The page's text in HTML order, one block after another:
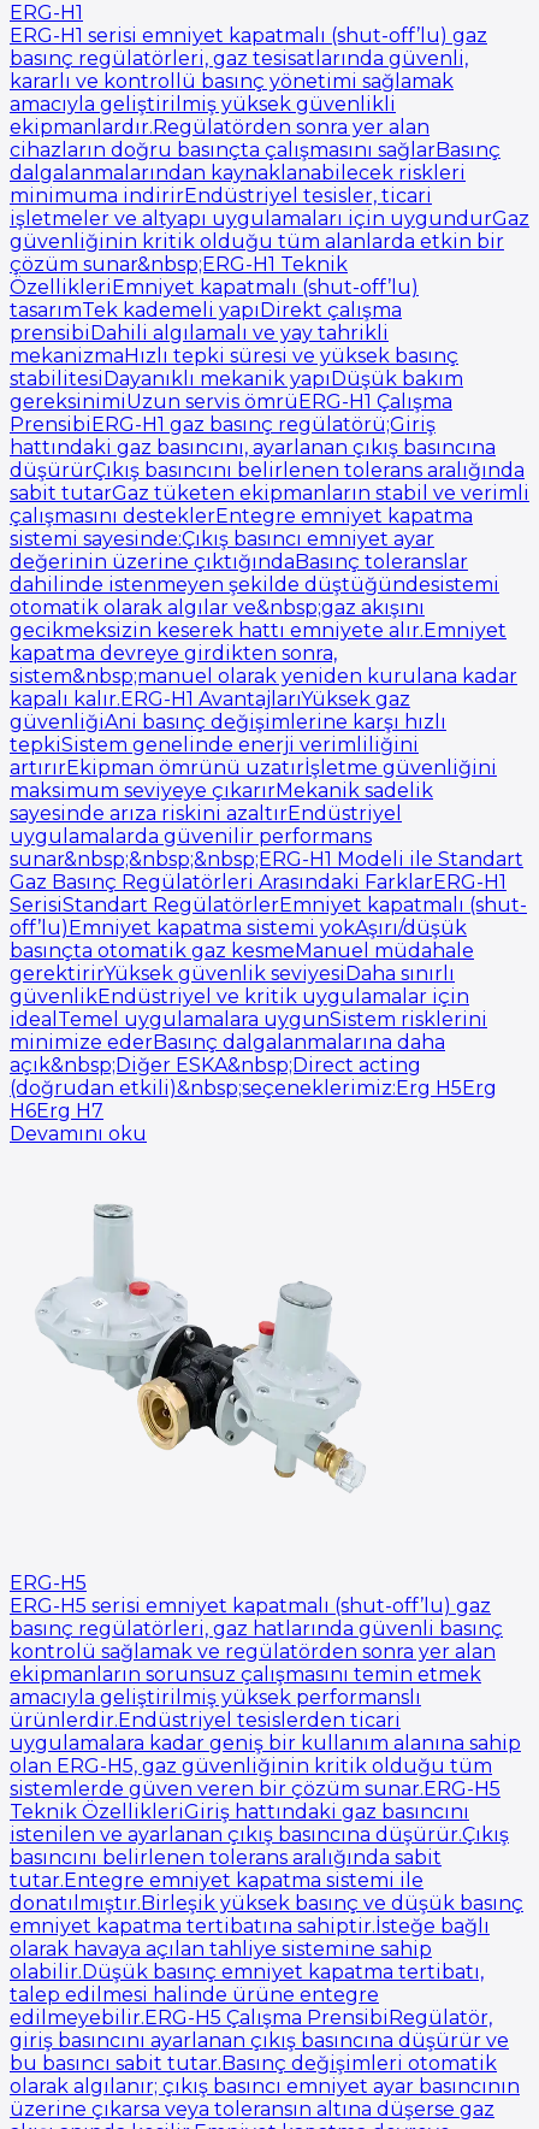
ERG-H1
ERG-H1 serisi emniyet kapatmalı (shut-off’lu) gaz
basınç regülatörleri, gaz tesisatlarında güvenli,
kararlı ve kontrollü basınç yönetimi sağlamak
amacıyla geliştirilmiş yüksek güvenlikli
ekipmanlardır.Regülatörden sonra yer alan
cihazların doğru basınçta çalışmasını sağlarBasınç
dalgalanmalarından kaynaklanabilecek riskleri
minimuma indirirEndüstriyel tesisler, ticari
işletmeler ve altyapı uygulamaları için uygundurGaz
güvenliğinin kritik olduğu tüm alanlarda etkin bir
çözüm sunar&nbsp;ERG-H1 Teknik
ÖzellikleriEmniyet kapatmalı (shut-off’lu)
tasarımTek kademeli yapıDirekt çalışma
prensibiDahili algılamalı ve yay tahrikli
mekanizmaHızlı tepki süresi ve yüksek basınç
stabilitesiDayanıklı mekanik yapıDüşük bakım
gereksinimiUzun servis ömrüERG-H1 Çalışma
PrensibiERG-H1 gaz basınç regülatörü;Giriş
hattındaki gaz basıncını, ayarlanan çıkış basıncına
düşürürÇıkış basıncını belirlenen tolerans aralığında
sabit tutarGaz tüketen ekipmanların stabil ve verimli
çalışmasını desteklerEntegre emniyet kapatma
sistemi sayesinde:Çıkış basıncı emniyet ayar
değerinin üzerine çıktığındaBasınç toleranslar
dahilinde istenmeyen şekilde düştüğündesistemi
otomatik olarak algılar ve&nbsp;gaz akışını
gecikmeksizin keserek hattı emniyete alır.Emniyet
kapatma devreye girdikten sonra,
sistem&nbsp;manuel olarak yeniden kurulana kadar
kapalı kalır.ERG-H1 AvantajlarıYüksek gaz
güvenliğiAni basınç değişimlerine karşı hızlı
tepkiSistem genelinde enerji verimliliğini
artırırEkipman ömrünü uzatırİşletme güvenliğini
maksimum seviyeye çıkarırMekanik sadelik
sayesinde arıza riskini azaltırEndüstriyel
uygulamalarda güvenilir performans
sunar&nbsp;&nbsp;&nbsp;ERG-H1 Modeli ile Standart
Gaz Basınç Regülatörleri Arasındaki FarklarERG-H1
SerisiStandart RegülatörlerEmniyet kapatmalı (shut-
off’lu)Emniyet kapatma sistemi yokAşırı/düşük
basınçta otomatik gaz kesmeManuel müdahale
gerektirirYüksek güvenlik seviyesiDaha sınırlı
güvenlikEndüstriyel ve kritik uygulamalar için
idealTemel uygulamalara uygunSistem risklerini
minimize ederBasınç dalgalanmalarına daha
açık&nbsp;Diğer ESKA&nbsp;Direct acting
(doğrudan etkili)&nbsp;seçeneklerimiz:Erg H5Erg
H6Erg H7
Devamını oku
ERG-H5
ERG-H5 serisi emniyet kapatmalı (shut-off’lu) gaz
basınç regülatörleri, gaz hatlarında güvenli basınç
kontrolü sağlamak ve regülatörden sonra yer alan
ekipmanların sorunsuz çalışmasını temin etmek
amacıyla geliştirilmiş yüksek performanslı
ürünlerdir.Endüstriyel tesislerden ticari
uygulamalara kadar geniş bir kullanım alanına sahip
olan ERG-H5, gaz güvenliğinin kritik olduğu tüm
sistemlerde güven veren bir çözüm sunar.ERG-H5
Teknik ÖzellikleriGiriş hattındaki gaz basıncını
istenilen ve ayarlanan çıkış basıncına düşürür.Çıkış
basıncını belirlenen tolerans aralığında sabit
tutar.Entegre emniyet kapatma sistemi ile
donatılmıştır.Birleşik yüksek basınç ve düşük basınç
emniyet kapatma tertibatına sahiptir.İsteğe bağlı
olarak havaya açılan tahliye sistemine sahip
olabilir.Düşük basınç emniyet kapatma tertibatı,
talep edilmesi halinde ürüne entegre
edilmeyebilir.ERG-H5 Çalışma PrensibiRegülatör,
giriş basıncını ayarlanan çıkış basıncına düşürür ve
bu basıncı sabit tutar.Basınç değişimleri otomatik
olarak algılanır; çıkış basıncı emniyet ayar basıncının
üzerine çıkarsa veya toleransın altına düşerse gaz